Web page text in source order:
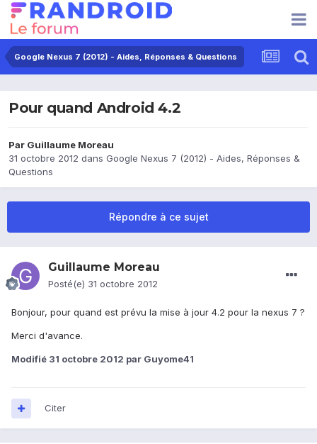
Google Nexus 7 (2012) - Aides, Réponses & Questions
Pour quand Android 4.2
Par Guillaume Moreau
31 octobre 2012 dans Google Nexus 7 (2012) - Aides, Réponses &
Questions
Répondre à ce sujet
Guillaume Moreau
Posté(e) 31 octobre 2012
Bonjour, pour quand est prévu la mise à jour 4.2 pour la nexus 7 ?
Merci d'avance.
Modifié 31 octobre 2012 par Guyome41
Citer